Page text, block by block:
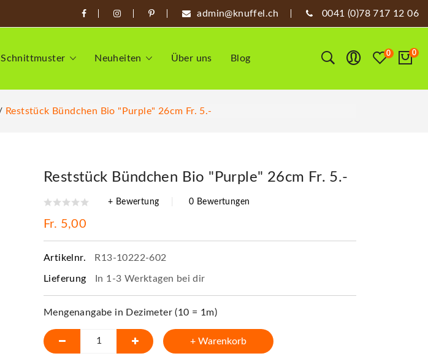
admin@knuffel.ch 0041 (0)78 717 12 06
Schnittmuster Neuheiten Über uns Blog 0 0
Reststück Bündchen Bio "Purple" 26cm Fr. 5.-
Reststück Bündchen Bio "Purple" 26cm Fr. 5.-
+ Bewertung 0 Bewertungen
Fr. 5,00
Artikelnr. R13-10222-602
Lieferung In 1-3 Werktagen bei dir
Mengenangabe in Dezimeter (10 = 1m)
+ Warenkorb